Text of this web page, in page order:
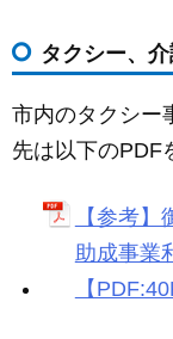
タクシー、
市内のタクシー
先は以下のPDF
【参考
助成事業
【